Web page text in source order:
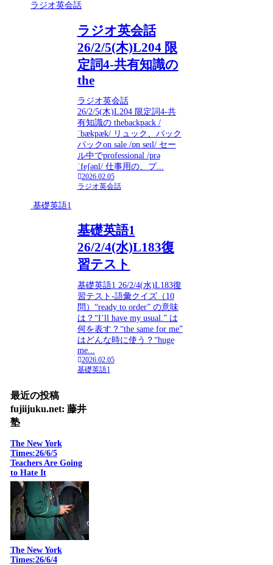
ラジオ英会話
ラジオ英会話
26/2/5(木)L204 限
定詞4-共有知識の
the
ラジオ英会話
26/2/5(木)L204 限定詞4-共
有知識の thebackpack /
ˈbækpæk/ リュック、バック
パックon sale /ɒn seɪl/ セー
ル中でprofessional /prə
ˈfeʃənl/ 仕事用の、プ...
2026.02.05
ラジオ英会話
基礎英語1
基礎英語1
26/2/4(水)L183復
習テスト
基礎英語1 26/2/4(水)L183復
習テスト-語彙クイズ（10
問）“ready to order” の意味
は？“I’ll have my usual.” は
何を表す？“the same for me”
はどんな時に使う？“huge
me...
2026.02.05
基礎英語1
最近の投稿
fujiijuku.net: 藤井
塾
The New York
Times:26/6/5
Teachers Are Going
to Hate It
The New York
Times:26/6/4